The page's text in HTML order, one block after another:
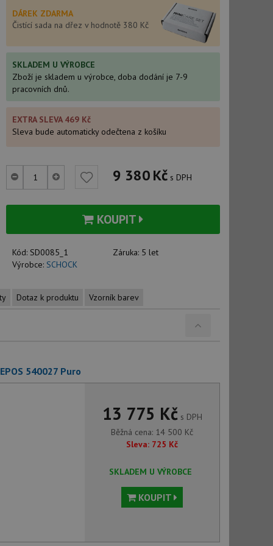
DÁREK ZDARMA
Čistící sada na dřez v hodnotě 380 Kč
SKLADEM U VÝROBCE
Zboží je skladem u výrobce, doba dodání je 7-9
pracovních dnů.
EXTRA SLEVA 469 Kč
Sleva bude automaticky odečtena z košíku
9 380Kč s DPH
KOUPIT
Kód: SD0085_1 Záruka: 5 let
Výrobce: SCHOCK
Dotaz k produktu Vzorník barev
540027 Puro
13 775 Kčs DPH
Běžná cena: 14 500 Kč
Sleva: 725 Kč
SKLADEM U VÝROBCE
KOUPIT